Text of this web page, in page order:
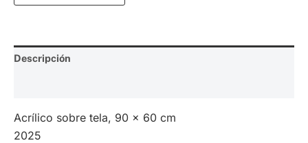
Descripción
Acrílico sobre tela, 90 x 60 cm
2025